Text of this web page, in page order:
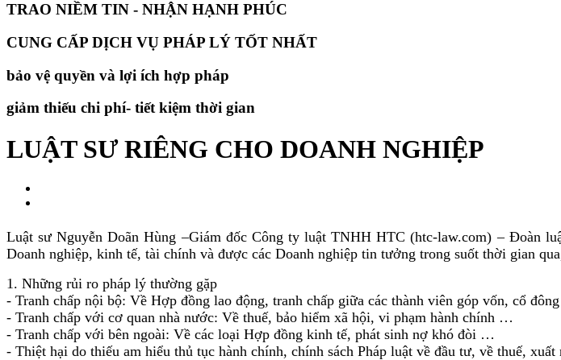
TRAO NIỀM TIN - NHẬN HẠNH PHÚC
CUNG CẤP DỊCH VỤ PHÁP LÝ TỐT NHẤT
bảo vệ quyền và lợi ích hợp pháp
giảm thiếu chi phí- tiết kiệm thời gian
LUẬT SƯ RIÊNG CHO DOANH NGHIỆP
Luật sư Nguyễn Doãn Hùng –Giám đốc Công ty luật TNHH HTC (htc-law.com) – Đoàn
Doanh nghiệp, kinh tế, tài chính và được các Doanh nghiệp tin tưởng trong suốt thời gian
1. Những rủi ro pháp lý thường gặp
- Tranh chấp nội bộ: Về Hợp đồng lao động, tranh chấp giữa các thành viên góp vốn, cổ
- Tranh chấp với cơ quan nhà nước: Về thuế, bảo hiểm xã hội, vi phạm hành chính …
- Tranh chấp với bên ngoài: Về các loại Hợp đồng kinh tế, phát sinh nợ khó đòi …
- Thiệt hại do thiếu am hiểu thủ tục hành chính, chính sách Pháp luật về đầu tư, về thuế,